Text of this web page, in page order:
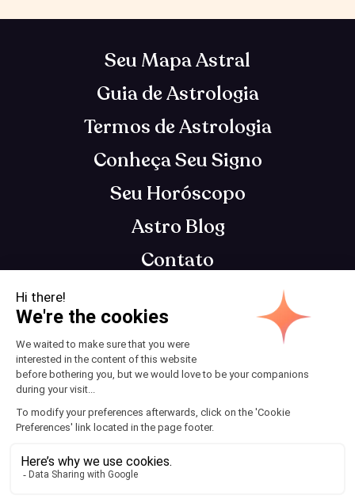
App de astrologia que te entende, para você se
tornar o seu melhor eu
Seu Mapa Astral
Guia de Astrologia
Termos de Astrologia
Conheça Seu Signo
Seu Horóscopo
Astro Blog
Contato
Termos e Condições